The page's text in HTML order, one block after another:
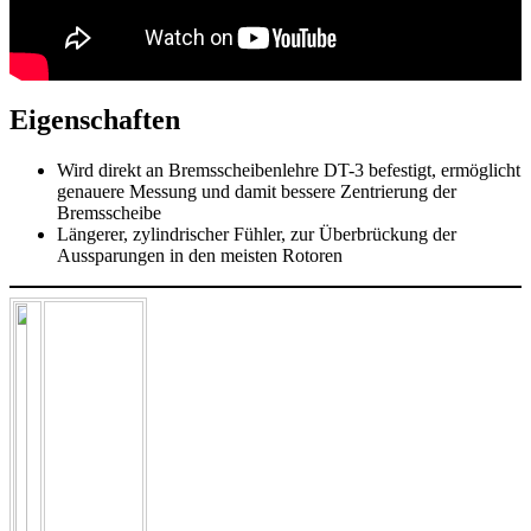
Eigenschaften
Wird direkt an Bremsscheibenlehre DT-3 befestigt, ermöglicht
genauere Messung und damit bessere Zentrierung der
Bremsscheibe
Längerer, zylindrischer Fühler, zur Überbrückung der
Aussparungen in den meisten Rotoren